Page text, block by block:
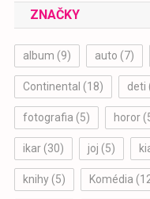
ZNAČKY
album (9) auto (7)
Continental (18) deti
fotografia (5) horor
ikar(30) joj (5)
knihy(5) Komédia